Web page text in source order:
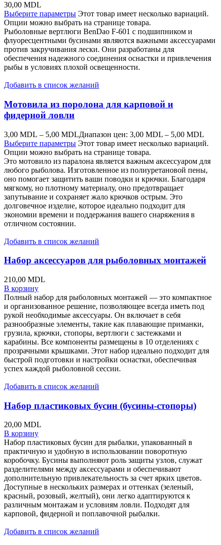
30,00 MDL
Выберите параметры Этот товар имеет несколько вариаций.
Опции можно выбрать на странице товара.
Рыболовные вертлюги BenDao F-601 с подшипником и
флуоресцентными бусинами являются важными аксессуарами
против закручивания лески. Они разработаны для
обеспечения надежного соединения оснастки и привлечения
рыбы в условиях плохой освещенности.
Добавить в список желаний
Мотовила из поролона для карповой и
фидерной ловли
3,00 MDL – 5,00 MDLДиапазон цен: 3,00 MDL – 5,00 MDL
Выберите параметры Этот товар имеет несколько вариаций.
Опции можно выбрать на странице товара.
Это мотовило из паралона является важным аксессуаром для
любого рыболова. Изготовленное из полиуретановой пены,
оно помогает защитить ваши поводки и крючки. Благодаря
мягкому, но плотному материалу, оно предотвращает
запутывание и сохраняет жало крючков острым. Это
долговечное изделие, которое идеально подходит для
экономии времени и поддержания вашего снаряжения в
отличном состоянии.
Добавить в список желаний
Набор аксессуаров для рыболовных монтажей
210,00 MDL
В корзину
Полный набор для рыболовных монтажей — это компактное
и организованное решение, позволяющее всегда иметь под
рукой необходимые аксессуары. Он включает в себя
разнообразные элементы, такие как плавающие приманки,
грузила, крючки, стопоры, вертлюги с застежками и
карабины. Все компоненты размещены в 10 отделениях с
прозрачными крышками. Этот набор идеально подходит для
быстрой подготовки и настройки оснастки, обеспечивая
успех каждой рыболовной сессии.
Добавить в список желаний
Набор пластиковых бусин (бусины-стопоры)
20,00 MDL
В корзину
Набор пластиковых бусин для рыбалки, упакованный в
практичную и удобную в использовании поворотную
коробочку. Бусины выполняют роль защиты узлов, служат
разделителями между аксессуарами и обеспечивают
дополнительную привлекательность за счет ярких цветов.
Доступные в нескольких размерах и оттенках (зеленый,
красный, розовый, желтый), они легко адаптируются к
различным монтажам и условиям ловли. Подходят для
карповой, фидерной и поплавочной рыбалки.
Добавить в список желаний